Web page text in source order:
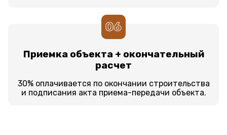
06
Приемка объекта + окончательный
расчет
30% оплачивается по окончании строительства
и подписания акта приема-передачи объекта.